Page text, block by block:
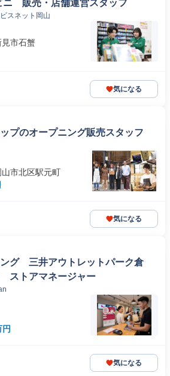
ニ 販売・店舗運営スタッフ
スネット岡山
市石蟹
気になる
プのオープニング販売スタッフ
市北区駅元町
気になる
ング 三井アウトレットパーク倉
トアマネージャー
気になる